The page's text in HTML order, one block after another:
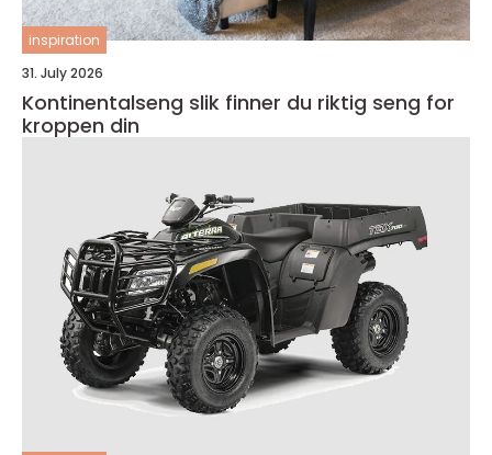
inspiration
31. July 2026
Kontinentalseng slik finner du riktig seng for
kroppen din